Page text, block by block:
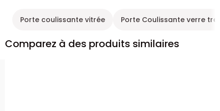
Porte coulissante vitrée Porte Coulissante verre
Comparez à des produits similaires